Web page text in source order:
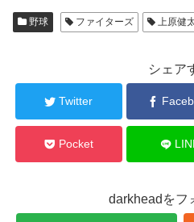
野球 ファイターズ 上原健
シェア
Twitter
Pocket
darkheadをフ